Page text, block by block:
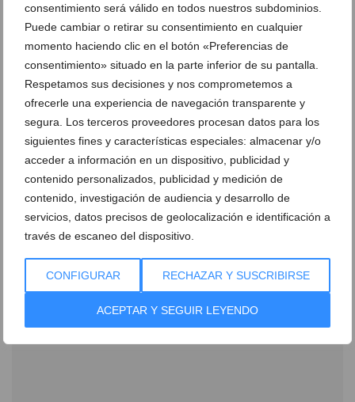
consentimiento será válido en todos nuestros subdominios.
Puede cambiar o retirar su consentimiento en cualquier
momento haciendo clic en el botón «Preferencias de
consentimiento» situado en la parte inferior de su pantalla.
Respetamos sus decisiones y nos comprometemos a
ofrecerle una experiencia de navegación transparente y
segura. Los terceros proveedores procesan datos para los
siguientes fines y características especiales: almacenar y/o
acceder a información en un dispositivo, publicidad y
contenido personalizados, publicidad y medición de
contenido, investigación de audiencia y desarrollo de
servicios, datos precisos de geolocalización e identificación a
través de escaneo del dispositivo.
CONFIGURAR RECHAZAR Y SUSCRIBIRSE
ACEPTAR Y SEGUIR LEYENDO
Ver promociones
Ver sorteos
Newsletter